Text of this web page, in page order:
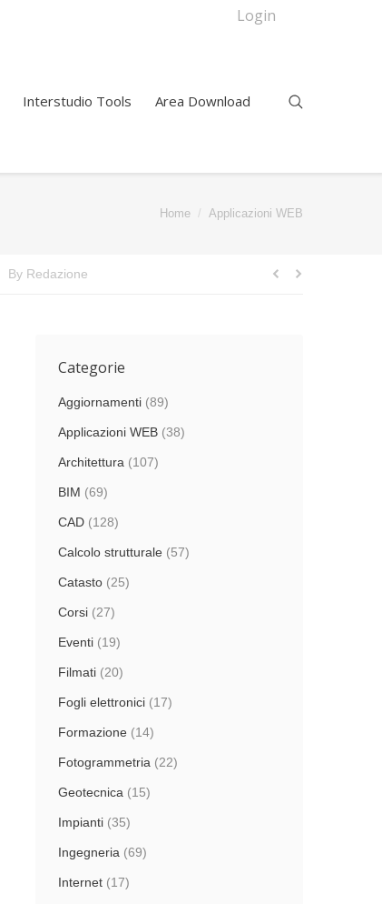
Login
Interstudio Tools Area Download
Home Applicazioni WEB
By Redazione
Categorie
Aggiornamenti (89)
Applicazioni WEB (38)
Architettura (107)
BIM (69)
CAD (128)
Calcolo strutturale (57)
Catasto (25)
Corsi (27)
Eventi (19)
Filmati (20)
Fogli elettronici (17)
Formazione (14)
Fotogrammetria (22)
Geotecnica (15)
Impianti (35)
Ingegneria (69)
Internet (17)